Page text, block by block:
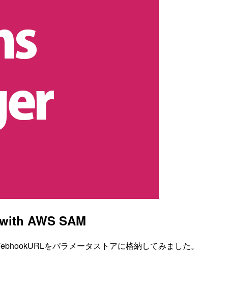
AWS SAM
をパラメータストアに格納してみました。